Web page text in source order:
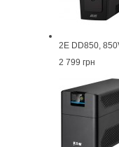
2E DD850,
2 799 грн